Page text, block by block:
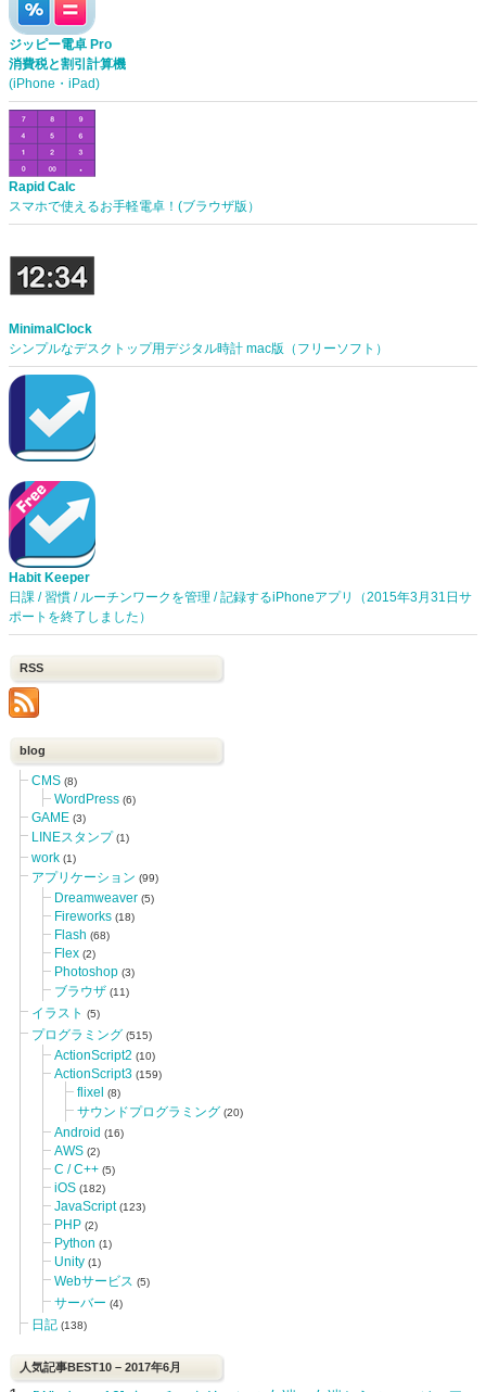
ジッピー電卓 Pro
消費税と割引計算機
(iPhone・iPad)
Rapid Calc
スマホで使えるお手軽電卓！(ブラウザ版）
MinimalClock
シンプルなデスクトップ用デジタル時計 mac版（フリーソフト）
Habit Keeper
日課 / 習慣 / ルーチンワークを管理 / 記録するiPhoneアプリ（2015年3月31日サ
ポートを終了しました）
RSS
blog
CMS (8)
WordPress (6)
GAME (3)
LINEスタンプ (1)
work (1)
アプリケーション (99)
Dreamweaver (5)
Fireworks (18)
Flash (68)
Flex (2)
Photoshop (3)
ブラウザ (11)
イラスト (5)
プログラミング (515)
ActionScript2 (10)
ActionScript3 (159)
flixel (8)
サウンドプログラミング (20)
Android (16)
AWS (2)
C / C++ (5)
iOS (182)
JavaScript(123)
PHP (2)
Python (1)
Unity (1)
Webサービス (5)
サーバー (4)
日記 (138)
人気記事BEST10 – 2017年6月